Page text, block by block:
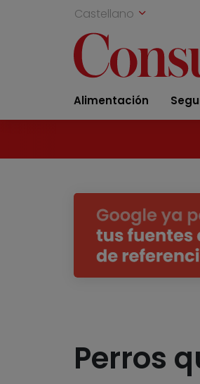
Castellano
Alimentación
Perros